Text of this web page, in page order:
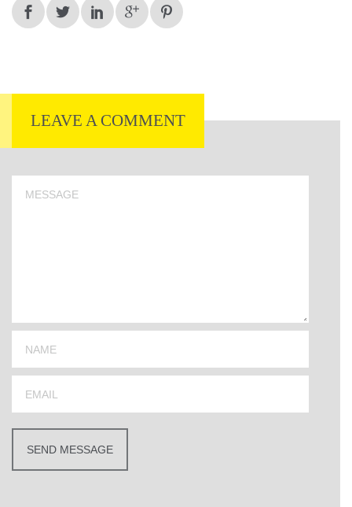
LEAVE A COMMENT